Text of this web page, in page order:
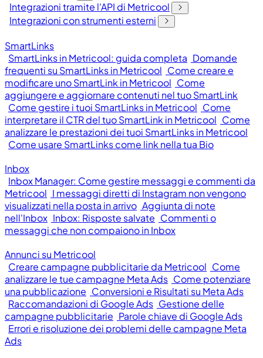
Integrazioni tramite l'API di Metricool
Integrazioni con strumenti esterni
SmartLinks
SmartLinks in Metricool: guida completa Domande
frequenti su SmartLinks in Metricool Come creare e
modificare uno SmartLink in Metricool Come
aggiungere e aggiornare contenuti nel tuo SmartLink
Come gestire i tuoi SmartLinks in Metricool Come
interpretare il CTR del tuo SmartLink in Metricool Come
analizzare le prestazioni dei tuoi SmartLinks in Metricool
Come usare SmartLinks come link nella tua Bio
Inbox
Inbox Manager: Come gestire messaggi e commenti da
Metricool I messaggi diretti di Instagram non vengono
visualizzati nella posta in arrivo Aggiunta di note
nell'Inbox Inbox: Risposte salvate Commenti o
messaggi che non compaiono in Inbox
Annunci su Metricool
Creare campagne pubblicitarie da Metricool Come
analizzare le tue campagne Meta Ads Come potenziare
una pubblicazione Conversioni e Risultati su Meta Ads
Raccomandazioni di Google Ads Gestione delle
campagne pubblicitarie Parole chiave di Google Ads
Errori e risoluzione dei problemi delle campagne Meta
Ads